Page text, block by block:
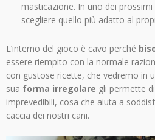
masticazione. In uno dei
scegliere quello più adatto al
L’interno del gioco è cavo perché
essere riempito con la normale
con gustose ricette, che vedremo in
sua forma irregolare gli permette
imprevedibili, cosa che aiuta a
caccia dei nostri cani.